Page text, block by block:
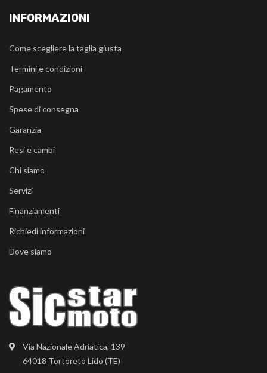
Via Nazionale Adriatica, 139
64018 Tortoreto Lido (TE)
INFORMAZIONI
Come scegliere la taglia giusta
Termini e condizioni
Pagamento
Spese di consegna
Garanzia
Resi e cambi
Chi siamo
Servizi
Finanziamenti
Richiedi informazioni
Dove siamo